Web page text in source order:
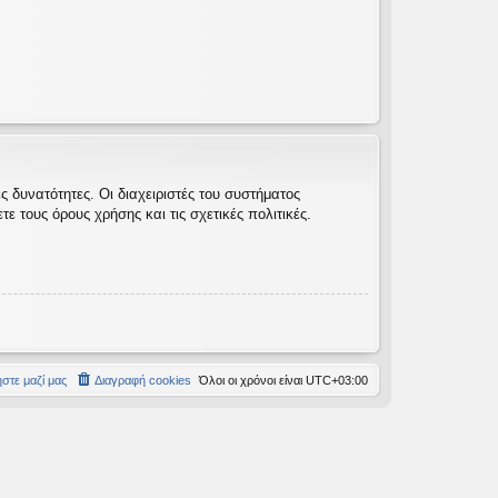
Οι διαχειριστές του συστήματος
όρους χρήσης και τις σχετικές πολιτικές.
Όλοι οι χρόνοι είναι UTC+03:00
Διαγραφή cookies
μαζί μας